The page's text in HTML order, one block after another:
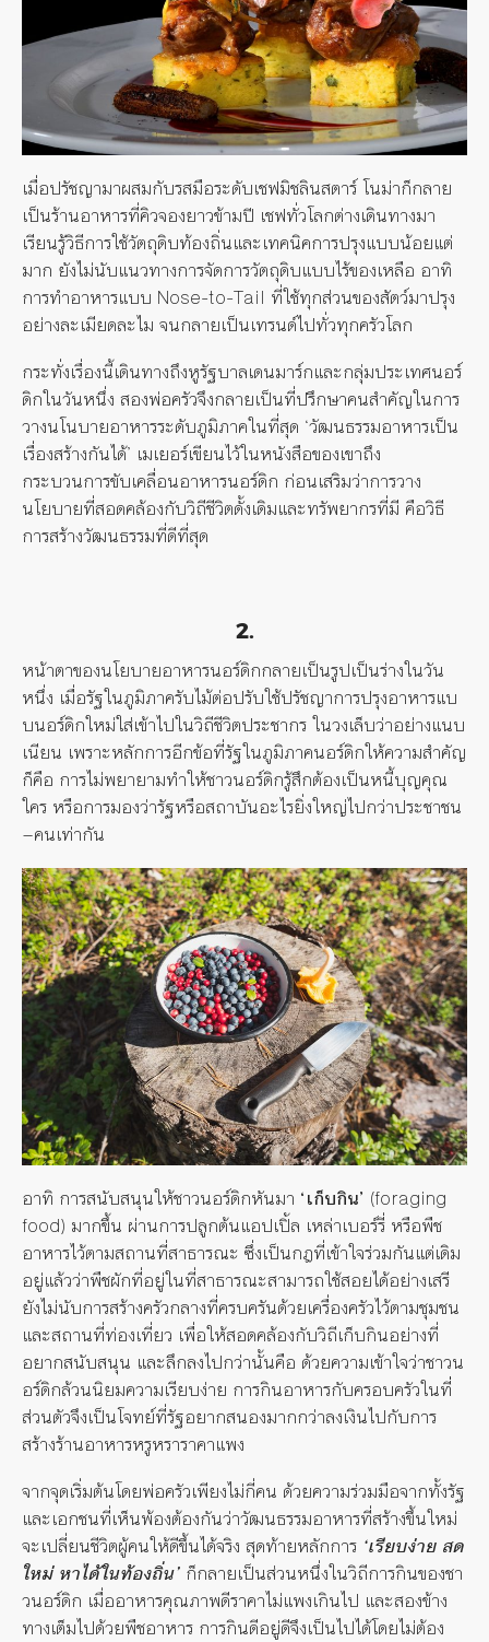
เมื่อปรัชญามาผสมกับรสมือระดับเชฟมิชลินสตาร์ โนม่าก็กลาย
เป็นร้านอาหารที่คิวจองยาวข้ามปี เชฟทั่วโลกต่างเดินทางมา
เรียนรู้วิธีการใช้วัตถุดิบท้องถิ่นและเทคนิคการปรุงแบบน้อยแต่
มาก ยังไม่นับแนวทางการจัดการวัตถุดิบแบบไร้ของเหลือ อาทิ
การทำอาหารแบบ Nose-to-Tail ที่ใช้ทุกส่วนของสัตว์มาปรุง
อย่างละเมียดละไม จนกลายเป็นเทรนด์ไปทั่วทุกครัวโลก
กระทั่งเรื่องนี้เดินทางถึงหูรัฐบาลเดนมาร์กและกลุ่มประเทศนอร์
ดิกในวันหนึ่ง สองพ่อครัวจึงกลายเป็นที่ปรึกษาคนสำคัญในการ
วางนโนบายอาหารระดับภูมิภาคในที่สุด ‘วัฒนธรรมอาหารเป็น
เรื่องสร้างกันได้’ เมเยอร์เขียนไว้ในหนังสือของเขาถึง
กระบวนการขับเคลื่อนอาหารนอร์ดิก ก่อนเสริมว่าการวาง
นโยบายที่สอดคล้องกับวิถีชีวิตดั้งเดิมและทรัพยากรที่มี คือวิธี
การสร้างวัฒนธรรมที่ดีที่สุด
2.
หน้าตาของนโยบายอาหารนอร์ดิกกลายเป็นรูปเป็นร่างในวัน
หนึ่ง เมื่อรัฐในภูมิภาครับไม้ต่อปรับใช้ปรัชญาการปรุงอาหารแบ
บนอร์ดิกใหม่ใส่เข้าไปในวิถีชีวิตประชากร ในวงเล็บว่าอย่างแนบ
เนียน เพราะหลักการอีกข้อที่รัฐในภูมิภาคนอร์ดิกให้ความสำคัญ
ก็คือ การไม่พยายามทำให้ชาวนอร์ดิกรู้สึกต้องเป็นหนี้บุญคุณ
ใคร หรือการมองว่ารัฐหรือสถาบันอะไรยิ่งใหญ่ไปกว่าประชาชน
—คนเท่ากัน
อาทิ การสนับสนุนให้ชาวนอร์ดิกหันมา ‘เก็บกิน’ (foraging
food) มากขึ้น ผ่านการปลูกต้นแอปเปิ้ล เหล่าเบอร์รี่ หรือพืช
อาหารไว้ตามสถานที่สาธารณะ ซึ่งเป็นกฎที่เข้าใจร่วมกันแต่เดิม
อยู่แล้วว่าพืชผักที่อยู่ในที่สาธารณะสามารถใช้สอยได้อย่างเสรี
ยังไม่นับการสร้างครัวกลางที่ครบครันด้วยเครื่องครัวไว้ตามชุมชน
และสถานที่ท่องเที่ยว เพื่อให้สอดคล้องกับวิถีเก็บกินอย่างที่
อยากสนับสนุน และลึกลงไปกว่านั้นคือ ด้วยความเข้าใจว่าชาวน
อร์ดิกล้วนนิยมความเรียบง่าย การกินอาหารกับครอบครัวในที่่
ส่วนตัวจึงเป็นโจทย์ที่รัฐอยากสนองมากกว่าลงเงินไปกับการ
สร้างร้านอาหารหรูหราราคาแพง
จากจุดเริ่มต้นโดยพ่อครัวเพียงไม่กี่คน ด้วยความร่วมมือจากทั้งรัฐ
และเอกชนที่เห็นพ้องต้องกันว่าวัฒนธรรมอาหารที่สร้างขึ้นใหม่
จะเปลี่ยนชีวิตผู้คนให้ดีขึ้นได้จริง สุดท้ายหลักการ ‘เรียบง่าย สด
ใหม่ หาได้ในท้องถิ่น’ ก็กลายเป็นส่วนหนึ่งในวิถีการกินของชา
วนอร์ดิก เมื่ออาหารคุณภาพดีราคาไม่แพงเกินไป และสองข้าง
ทางเต็มไปด้วยพืชอาหาร การกินดีอยู่ดีจึงเป็นไปได้โดยไม่ต้อง